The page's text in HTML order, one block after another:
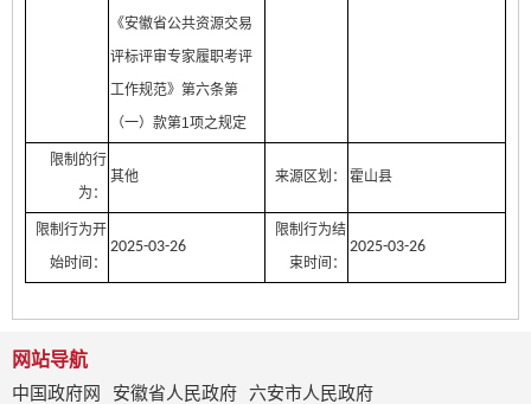
《安徽省公共资源交易
评标评审专家履职考评
工作规范》第六条第
（一）款第1项之规定
限制的行
为：
其他 来源区划： 霍山县
限制行为开
始时间：
2025-03-26
限制行为结
束时间：
2025-03-26
网站导航
中国政府网
安徽省人民政府 六安市人民政府